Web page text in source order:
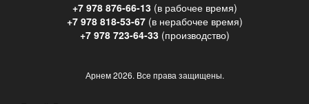
+7 978 876-66-13(в рабочее время)
+7 978 818-53-67(в нерабочее время)
+7 978 723-64-33(производство)
Арнем2026. Все права защищены.